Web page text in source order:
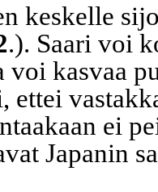
keskelle
.). Saari voi
voi kasvaa
ettei
ei
Japanin